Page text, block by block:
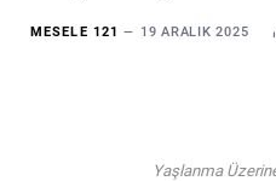
MESELE 121 19 ARALIK 2025
Yaşlanma